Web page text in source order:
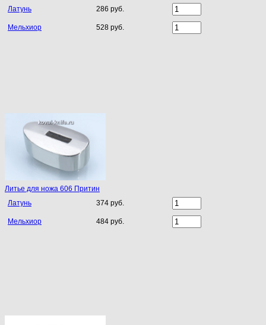
Латунь
286 руб.
Мельхиор 528 руб.
Литье для ножа 606 Притин
Латунь
374 руб.
Мельхиор 484 руб.